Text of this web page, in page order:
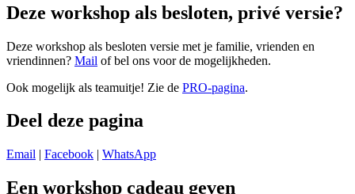
Deze workshop als besloten, privé versie?
Deze workshop als besloten versie met je familie, vrienden en
vriendinnen? Mail of bel ons voor de mogelijkheden.
Ook mogelijk als teamuitje! Zie de PRO-pagina.
Deel deze pagina
Email | Facebook | WhatsApp
Een workshop cadeau geven